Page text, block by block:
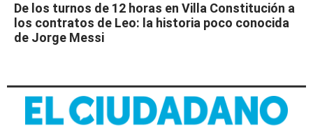
De los turnos de 12 horas en Villa Constitución a
los contratos de Leo: la historia poco conocida
de Jorge Messi